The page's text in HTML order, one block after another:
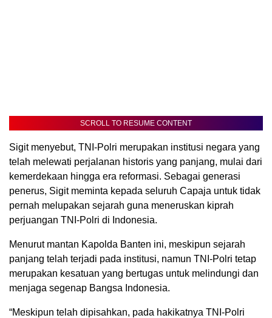
SCROLL TO RESUME CONTENT
Sigit menyebut, TNI-Polri merupakan institusi negara yang
telah melewati perjalanan historis yang panjang, mulai dari
kemerdekaan hingga era reformasi. Sebagai generasi
penerus, Sigit meminta kepada seluruh Capaja untuk tidak
pernah melupakan sejarah guna meneruskan kiprah
perjuangan TNI-Polri di Indonesia.
Menurut mantan Kapolda Banten ini, meskipun sejarah
panjang telah terjadi pada institusi, namun TNI-Polri tetap
merupakan kesatuan yang bertugas untuk melindungi dan
menjaga segenap Bangsa Indonesia.
“Meskipun telah dipisahkan, pada hakikatnya TNI-Polri